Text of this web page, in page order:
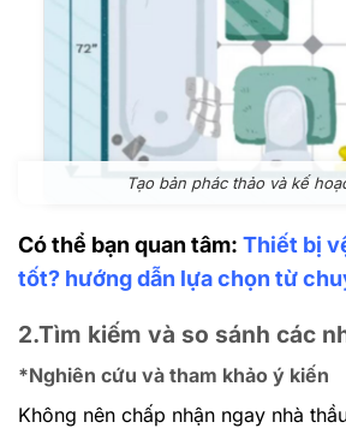
Tạo bản phác thảo và kế
Có thể bạn quan tâm: Thiết bị
tốt? hướng dẫn lựa chọn từ
2.Tìm kiếm và so sánh các
*Nghiên cứu và tham khảo ý kiến
Không nên chấp nhận ngay nhà